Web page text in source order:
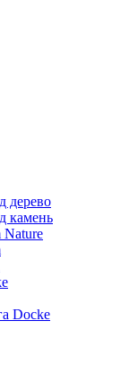
дерево
камень
Nature
Docke